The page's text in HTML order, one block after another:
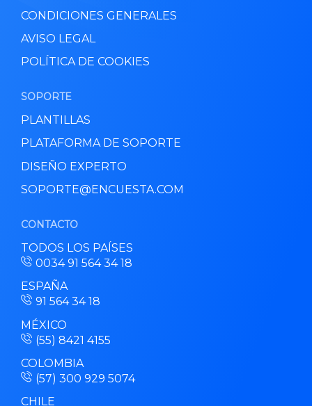
CONDICIONES GENERALES
AVISO LEGAL
POLÍTICA DE COOKIES
SOPORTE
PLANTILLAS
PLATAFORMA DE SOPORTE
DISEÑO EXPERTO
SOPORTE@ENCUESTA.COM
CONTACTO
TODOS LOS PAÍSES
0034 91 564 34 18
ESPAÑA
91 564 34 18
MÉXICO
(55) 8421 4155
COLOMBIA
(57) 300 929 5074
CHILE